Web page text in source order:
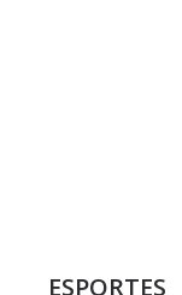
ESPORTES